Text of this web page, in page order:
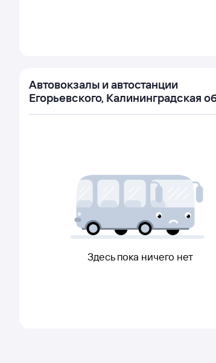
Автовокзалы и автостанции
Егорьевского, Калининградская
Здесь пока ничего нет